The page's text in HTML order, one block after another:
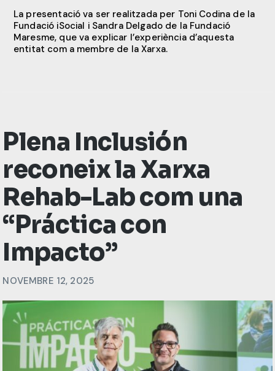
La presentació va ser realitzada per Toni Codina de la
Fundació iSocial i Sandra Delgado de la Fundació
Maresme, que va explicar l’experiència d’aquesta
entitat com a membre de la Xarxa.
Plena Inclusión
reconeix la Xarxa
Rehab-Lab com una
“Práctica con
Impacto”
NOVEMBRE 12, 2025